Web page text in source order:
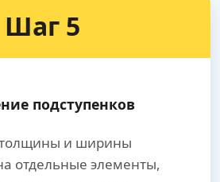
Шаг 5
подступенков
и ширины
отдельные элементы,